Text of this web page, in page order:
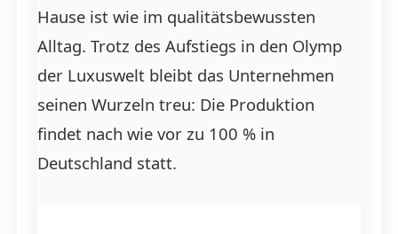
Hause ist wie im qualitätsbewussten
Alltag. Trotz des Aufstiegs in den Olymp
der Luxuswelt bleibt das Unternehmen
seinen Wurzeln treu: Die Produktion
findet nach wie vor zu 100 % in
Deutschland statt.